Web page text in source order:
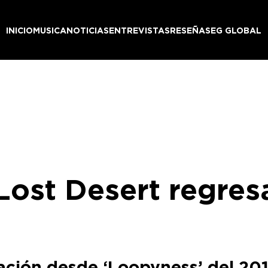
INICIOMUSICANOTICIASENTREVISTASRESEÑASEG GLOBAL
Desert